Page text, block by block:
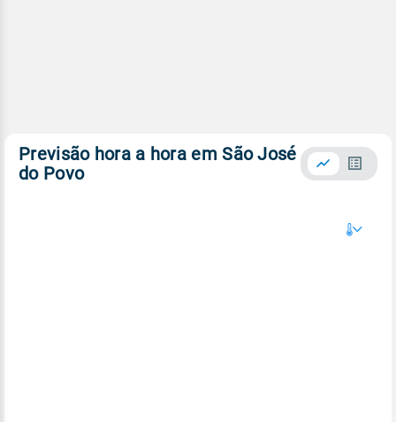
Previsão hora a hora em São José
do Povo